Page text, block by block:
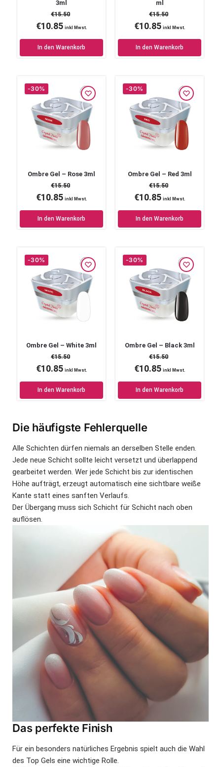
3ml
€15.50
€10.85 inkl Mwst.
In den Warenkorb
ml
€15.50
€10.85 inkl Mwst.
In den Warenkorb
-30%
Ombre Gel – Rose 3ml
€15.50
€10.85 inkl Mwst.
In den Warenkorb
-30%
Ombre Gel – Red 3ml
€15.50
€10.85 inkl Mwst.
In den Warenkorb
-30%
Ombre Gel – White 3ml
€15.50
€10.85 inkl Mwst.
In den Warenkorb
-30%
Ombre Gel – Black 3ml
€15.50
€10.85 inkl Mwst.
In den Warenkorb
Die häufigste Fehlerquelle
Alle Schichten dürfen niemals an derselben Stelle enden.
Jede neue Schicht sollte leicht versetzt und überlappend
gearbeitet werden. Wer jede Schicht bis zur identischen
Höhe aufträgt, erzeugt automatisch eine sichtbare weiße
Kante statt eines sanften Verlaufs.
Der Übergang muss sich Schicht für Schicht nach oben
auflösen.
Das perfekte Finish
Für ein besonders natürliches Ergebnis spielt auch die Wahl
des Top Gels eine wichtige Rolle.